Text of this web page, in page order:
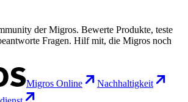
der Migros. Bewerte Produkte, teste
Fragen. Hilf mit, die Migros noch
Migros Online
Nachhaltigkeit